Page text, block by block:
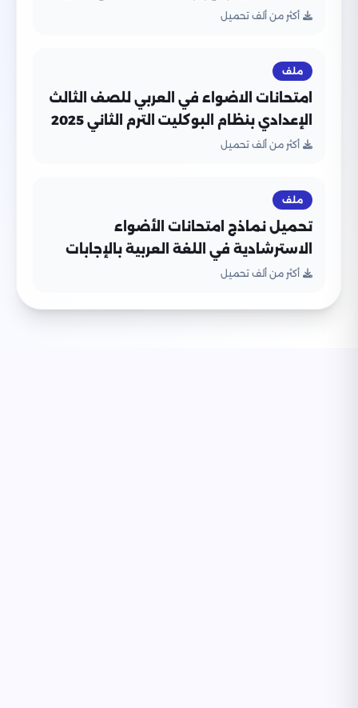
الترم الثاني 2026 PDF جميع المواد
أكثر من ألف تحميل
ملف
امتحانات الاضواء في العربي للصف الثالث
الإعدادي بنظام البوكليت الترم الثاني 2025
بصيغة PDF بالاجابات
أكثر من ألف تحميل
ملف
تحميل نماذج امتحانات الأضواء
الاسترشادية في اللغة العربية بالإجابات
النموذجية للشهادة الإعدادية الترم الثاني
أكثر من ألف تحميل